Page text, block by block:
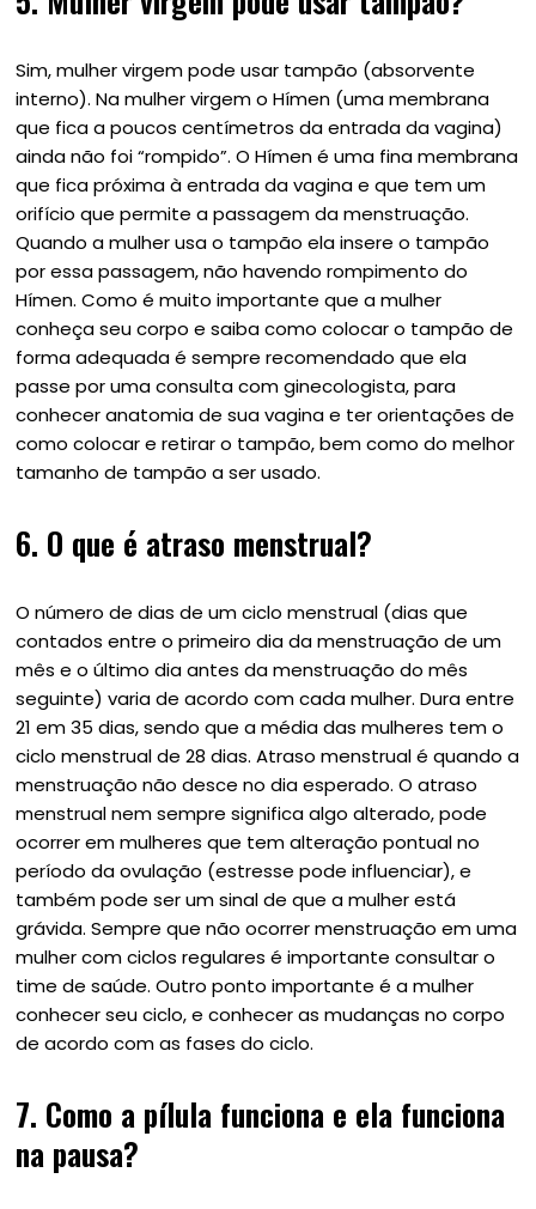
Sim, mulher virgem pode usar tampão (absorvente
interno). Na mulher virgem o Hímen (uma membrana
que fica a poucos centímetros da entrada da vagina)
ainda não foi “rompido”. O Hímen é uma fina membrana
que fica próxima à entrada da vagina e que tem um
orifício que permite a passagem da menstruação.
Quando a mulher usa o tampão ela insere o tampão
por essa passagem, não havendo rompimento do
Hímen. Como é muito importante que a mulher
conheça seu corpo e saiba como colocar o tampão de
forma adequada é sempre recomendado que ela
passe por uma consulta com ginecologista, para
conhecer anatomia de sua vagina e ter orientações de
como colocar e retirar o tampão, bem como do melhor
tamanho de tampão a ser usado.
6. O que é atraso menstrual?
O número de dias de um ciclo menstrual (dias que
contados entre o primeiro dia da menstruação de um
mês e o último dia antes da menstruação do mês
seguinte) varia de acordo com cada mulher. Dura entre
21 em 35 dias, sendo que a média das mulheres tem o
ciclo menstrual de 28 dias. Atraso menstrual é quando a
menstruação não desce no dia esperado. O atraso
menstrual nem sempre significa algo alterado, pode
ocorrer em mulheres que tem alteração pontual no
período da ovulação (estresse pode influenciar), e
também pode ser um sinal de que a mulher está
grávida. Sempre que não ocorrer menstruação em uma
mulher com ciclos regulares é importante consultar o
time de saúde. Outro ponto importante é a mulher
conhecer seu ciclo, e conhecer as mudanças no corpo
de acordo com as fases do ciclo.
7. Como a pílula funciona e ela funciona
na pausa?